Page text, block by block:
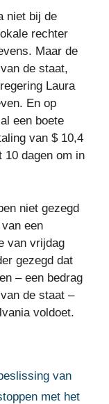
niet bij de
rechter
Maar de
de staat,
Laura
En op
een boete
van $ 10,4
10 dagen om in
niet gezegd
een
van vrijdag
gezegd dat
– een bedrag
de staat –
voldoet.
van
met het